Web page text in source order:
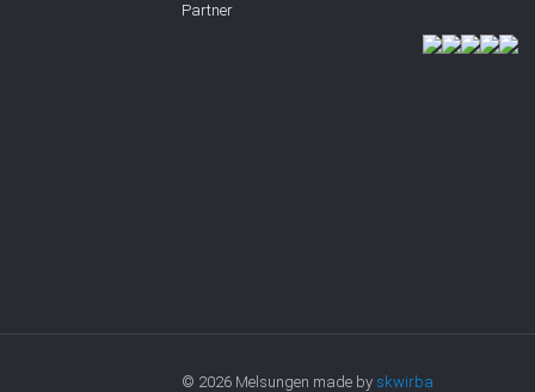
Partner
© 2026 Melsungen made by skwirba